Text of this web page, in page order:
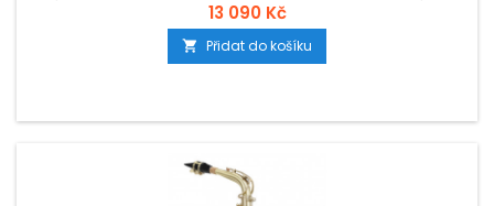
začátečníky.
13 090 Kč
 Přidat do košíku